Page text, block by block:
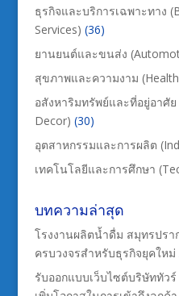
ธุรกิจและบริการเฉพาะทาง
Services) (36)
ยานยนต์และขนส่ง
สุขภาพและความงาม
อสังหาริมทรัพย์และที่อยู่อาศั
Decor) (30)
อุตสาหกรรมและการผลิต
เทคโนโลยีและการศึกษา
บทความล่าสุด
โรงงานผลิตน้ำดื่ม สมุทรปร
ครบวงจรสำหรับธุรกิจยุคใหม่
รับออกแบบเว็บไซต์บริษัททัวร์